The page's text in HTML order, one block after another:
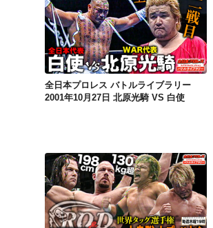
全日本プロレス バトルライブラリー 2001年10月27日 北原光騎 VS 白使
全日本プロレス バトルライブラリー
2001年10月27日 北原光騎 VS 白使
全日本プロレス バトルライブラリー 2004年2月11日 世界タッグ選手権 小島聡/カズ・ハヤシ VS ザ・グラジエーター/ブキャナン